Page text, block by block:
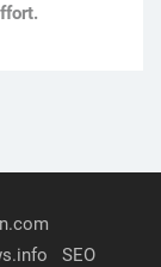
SEO